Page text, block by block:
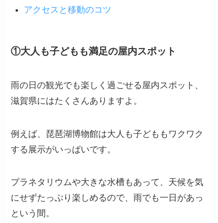
アクセスと移動のコツ
①大人も子どもも満足の屋内スポット
雨の日の観光でも楽しく過ごせる屋内スポット、
滋賀県にはたくさんありますよ。
例えば、琵琶湖博物館は大人も子どももワクワク
する展示がいっぱいです。
プラネタリウムや大きな水槽もあって、天候を気
にせずたっぷり楽しめるので、雨でも一日があっ
という間。